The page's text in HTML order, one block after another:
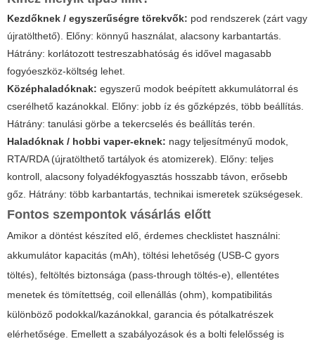
Kezdőknek / egyszerűségre törekvők: pod rendszerek (zárt vagy
újratölthető). Előny: könnyű használat, alacsony karbantartás.
Hátrány: korlátozott testreszabhatóság és idővel magasabb
fogyóeszköz-költség lehet.
Középhaladóknak: egyszerű modok beépített akkumulátorral és
cserélhető kazánokkal. Előny: jobb íz és gőzképzés, több beállítás.
Hátrány: tanulási görbe a tekercselés és beállítás terén.
Haladóknak / hobbi vaper-eknek: nagy teljesítményű modok,
RTA/RDA (újratölthető tartályok és atomizerek). Előny: teljes
kontroll, alacsony folyadékfogyasztás hosszabb távon, erősebb
gőz. Hátrány: több karbantartás, technikai ismeretek szükségesek.
Fontos szempontok vásárlás előtt
Amikor a döntést készíted elő, érdemes checklistet használni:
akkumulátor kapacitás (mAh), töltési lehetőség (USB-C gyors
töltés), feltöltés biztonsága (pass-through töltés-e), ellentétes
menetek és tömítettség, coil ellenállás (ohm), kompatibilitás
különböző podokkal/kazánokkal, garancia és pótalkatrészek
elérhetősége. Emellett a szabályozások és a bolti felelősség is